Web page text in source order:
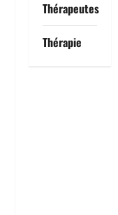
Thérapeutes
Thérapie